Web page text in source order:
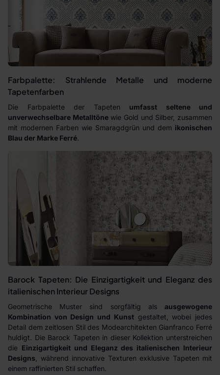
Farbpalette: Strahlende Metalle und moderne
Tapetenfarben
Die Farbpalette der Tapeten umfasst seltene und
unverwechselbare Metalltönewie Gold und Silber, zusammen
mit modernen Farben wie Smaragdgrün und dem ikonischen
Blau der Marke Ferré.
Barock Tapeten: Die Einzigartigkeit und Eleganz des
italienischen Interieur Designs
Geometrische Muster sind sorgfältig als ausgewogene
Kombination von Design und Kunstgestaltet, wobei jedes
Detail dem zeitlosen Stil des Modearchitekten Gianfranco Ferré
huldigt. Die Barock Tapeten in dieser Kollektion unterstreichen
die Einzigartigkeit und Eleganz des italienischen Interieur
Designs , während innovative Texturen exklusive Tapeten mit
einem raffinierten Stil schaffen.